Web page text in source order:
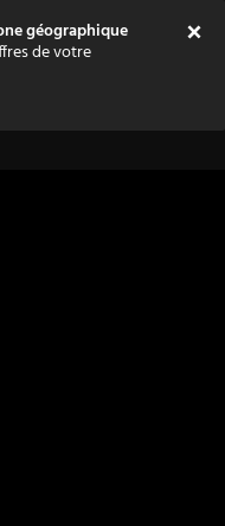
géographique
de votre